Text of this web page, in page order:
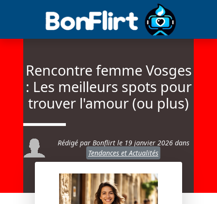
Rencontre femme Vosges
: Les meilleurs spots pour
trouver l'amour (ou plus)
Rédigé par Bonflirt le 19 janvier 2026dans
Tendances et Actualités